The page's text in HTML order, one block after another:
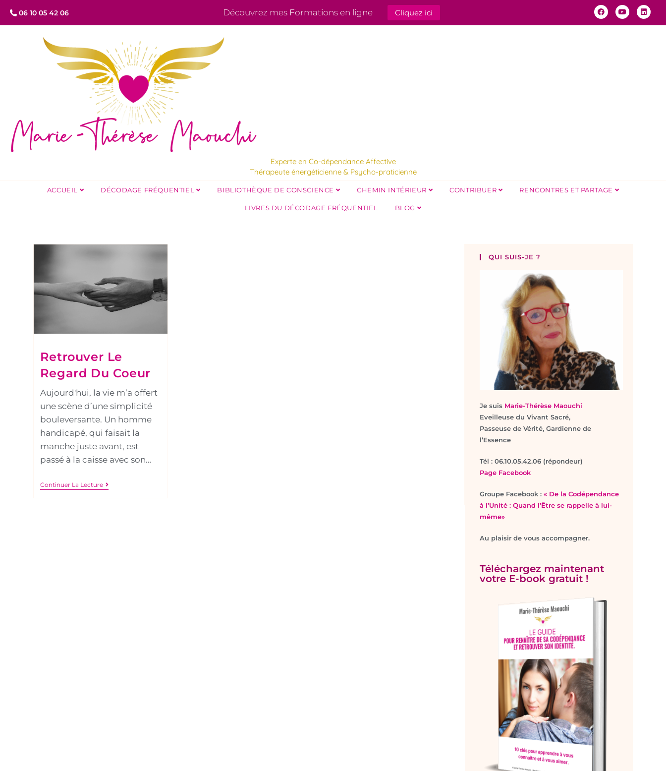
06 10 05 42 06 Découvrez mes Formations en ligne Cliquez ici
Experte en Co-dépendance Affective
Thérapeute énergéticienne & Psycho-praticienne
ACCUEIL DÉCODAGE FRÉQUENTIEL BIBLIOTHÈQUE DE CONSCIENCE CHEMIN INTÉRIEUR CONTRIBUER RENCONTRES ET PARTAGE
LIVRES DU DÉCODAGE FRÉQUENTIEL BLOG
Retrouver Le
Regard Du Coeur
Aujourd'hui, la vie m’a offert
une scène d’une simplicité
bouleversante. Un homme
handicapé, qui faisait la
manche juste avant, est
passé à la caisse avec son…
Continuer La Lecture
QUI SUIS-JE ?
Je suis Marie-Thérèse Maouchi
Eveilleuse du Vivant Sacré,
Passeuse de Vérité, Gardienne de
l’Essence
Tél : 06.10.05.42.06 (répondeur)
Page Facebook
Groupe Facebook :« De la Codépendance
à l’Unité : Quand l’Être se rappelle à lui-
même»
Au plaisir de vous accompagner.
Téléchargez maintenant
votre E-book gratuit !